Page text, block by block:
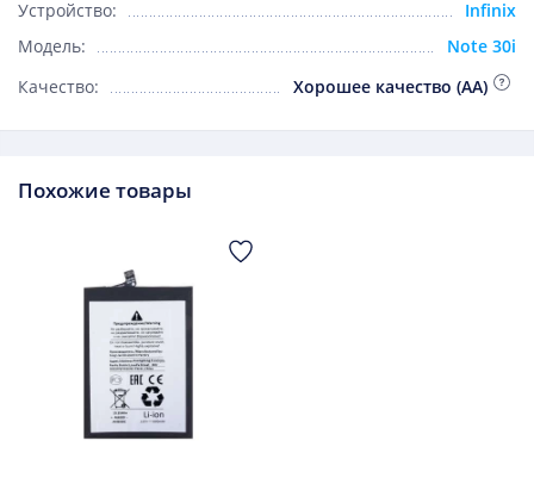
Устройство:
Infinix
Модель:
Note 30i
Качество:
Хорошее качество (AA)
Похожие товары